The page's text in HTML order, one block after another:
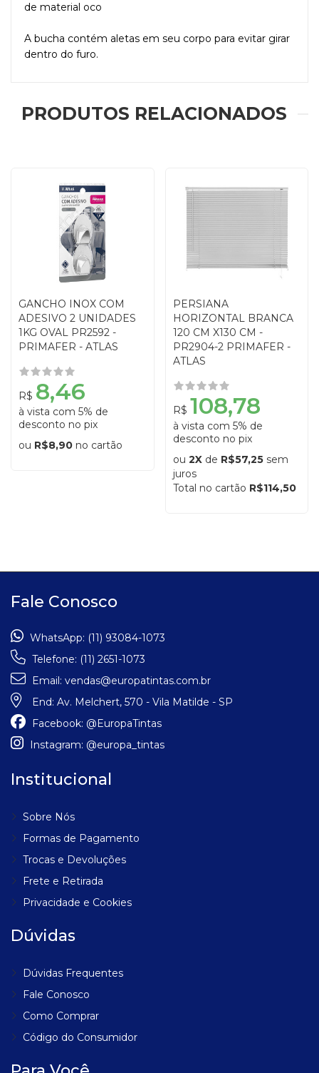
de material oco
A bucha contém aletas em seu corpo para evitar girar
dentro do furo.
PRODUTOS RELACIONADOS
GANCHO INOX COM
ADESIVO 2 UNIDADES
1KG OVAL PR2592 -
PRIMAFER - ATLAS
R$ 8,46
à vista com 5% de
desconto no pix
ou R$8,90 no cartão
PERSIANA
HORIZONTAL BRANCA
120 CM X130 CM -
PR2904-2 PRIMAFER -
ATLAS
R$ 108,78
à vista com 5% de
desconto no pix
ou 2Xde R$57,25sem
juros
Total no cartão R$114,50
Fale Conosco
WhatsApp: (11) 93084-1073
Telefone: (11) 2651-1073
Email: vendas@europatintas.com.br
End: Av. Melchert, 570 - Vila Matilde - SP
Facebook: @EuropaTintas
Instagram: @europa_tintas
Institucional
Sobre Nós
Formas de Pagamento
Trocas e Devoluções
Frete e Retirada
Privacidade e Cookies
Dúvidas
Dúvidas Frequentes
Fale Conosco
Como Comprar
Código do Consumidor